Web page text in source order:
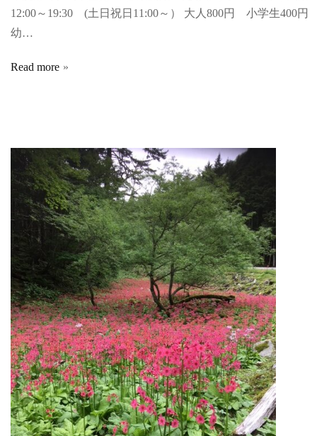
12:00～19:30 (土日祝日11:00～） 大人800円 小学生400
幼…
Read more